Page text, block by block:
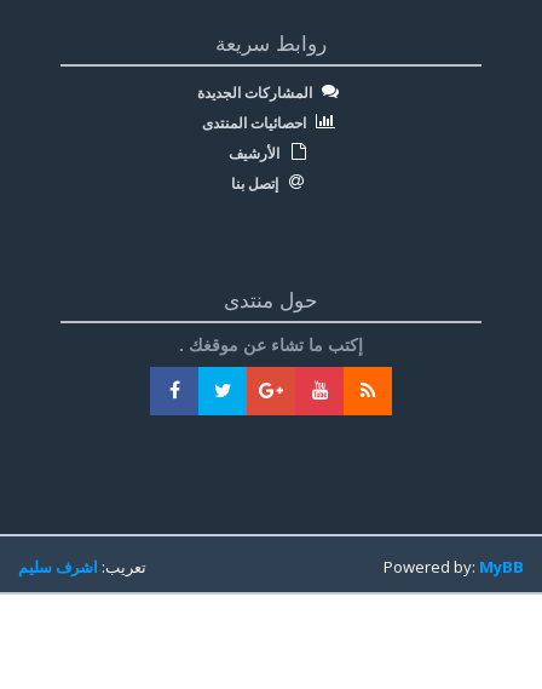
روابط سريعة
المشاركات الجديدة
احصائيات المنتدى
الأرشيف
إتصل بنا
حول منتدى
إكتب ما تشاء عن موقغك .
تعريب:اشرف سليم Powered by:MyBB